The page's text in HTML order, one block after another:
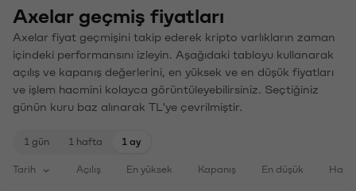
Axelar geçmiş fiyatları
Axelar fiyat geçmişini takip ederek kripto varlıkların zaman
içindeki performansını izleyin. Aşağıdaki tabloyu kullanarak
açılış ve kapanış değerlerini, en yüksek ve en düşük fiyatları
ve işlem hacmini kolayca görüntüleyebilirsiniz. Seçtiğiniz
günün kuru baz alınarak TL'ye çevrilmiştir.
1 gün 1 hafta 1 ay
Tarih Açılış En yüksek Kapanış En düşük